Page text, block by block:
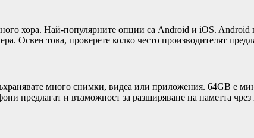
хора. Най-популярните опции са Android и iOS. Android
Освен това, проверете колко често производителят
много снимки, видеа или приложения. 64GB е
предлагат и възможност за разширяване на паметта